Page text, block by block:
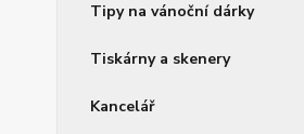
Tipy na vánoční dárky
Tiskárny a skenery
Kancelář